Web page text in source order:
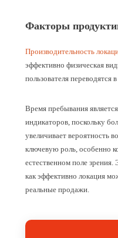
Факторы
Производительность
эффективно физическая
пользователя переводятся
Время пребывания
индикаторов, поскольку
увеличивает вероятность
ключевую роль, особенно
естественном поле зрения.
как эффективно локация
реальные продажи.